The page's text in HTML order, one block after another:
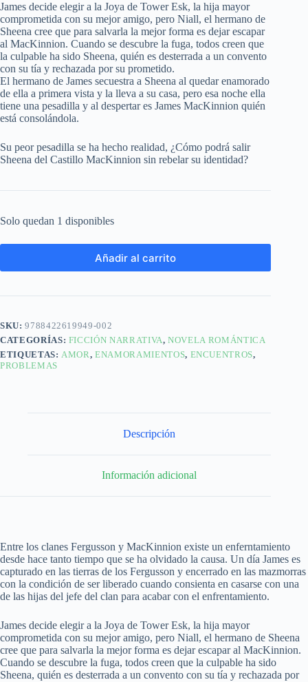
James decide elegir a la Joya de Tower Esk, la hija mayor
comprometida con su mejor amigo, pero Niall, el hermano de
Sheena cree que para salvarla la mejor forma es dejar escapar
al MacKinnion. Cuando se descubre la fuga, todos creen que
la culpable ha sido Sheena, quién es desterrada a un convento
con su tía y rechazada por su prometido.
El hermano de James secuestra a Sheena al quedar enamorado
de ella a primera vista y la lleva a su casa, pero esa noche ella
tiene una pesadilla y al despertar es James MacKinnion quién
está consolándola.
Su peor pesadilla se ha hecho realidad, ¿Cómo podrá salir
Sheena del Castillo MacKinnion sin rebelar su identidad?
Solo quedan 1 disponibles
Añadir al carrito
SKU:9788422619949-002
CATEGORÍAS: FICCIÓN NARRATIVA,NOVELA ROMÁNTICA
ETIQUETAS:AMOR,ENAMORAMIENTOS, ENCUENTROS,
PROBLEMAS
Descripción
Información adicional
Entre los clanes Fergusson y MacKinnion existe un enferntamiento
desde hace tanto tiempo que se ha olvidado la causa. Un día James es
capturado en las tierras de los Fergusson y encerrado en las mazmorras
con la condición de ser liberado cuando consienta en casarse con una
de las hijas del jefe del clan para acabar con el enfrentamiento.
James decide elegir a la Joya de Tower Esk, la hija mayor
comprometida con su mejor amigo, pero Niall, el hermano de Sheena
cree que para salvarla la mejor forma es dejar escapar al MacKinnion.
Cuando se descubre la fuga, todos creen que la culpable ha sido
Sheena, quién es desterrada a un convento con su tía y rechazada por